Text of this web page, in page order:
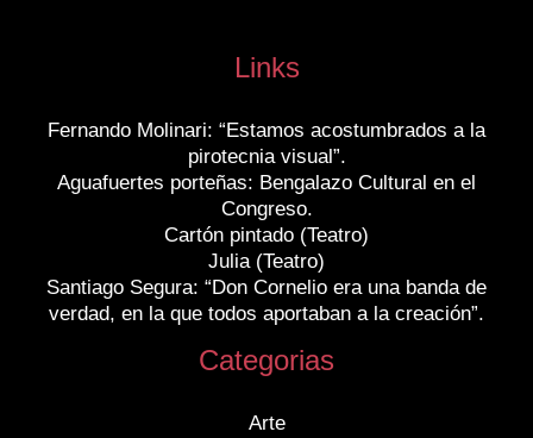
Links
Fernando Molinari: “Estamos acostumbrados a la
pirotecnia visual”.
Aguafuertes porteñas: Bengalazo Cultural en el
Congreso.
Cartón pintado (Teatro)
Julia (Teatro)
Santiago Segura: “Don Cornelio era una banda de
verdad, en la que todos aportaban a la creación”.
Categorias
Arte